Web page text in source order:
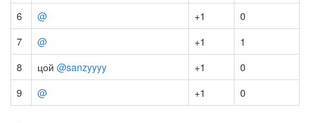
6
@ +1
0
7
@ +1
1
8
цой @sanzyyyy +1
0
9
@ +1 0